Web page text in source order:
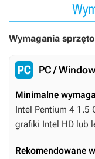
Wymagania
PC /
Minimalne
Intel Pentium 4 1.5
grafiki Intel HD lub
Rekomendowane